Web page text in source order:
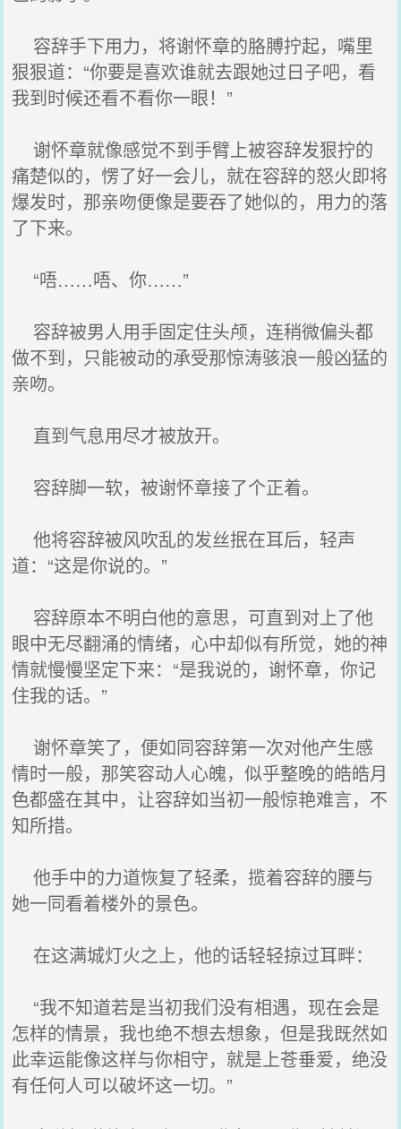
容辞手下用力，将谢怀章的胳膊拧起，嘴里
狠狠道：“你要是喜欢谁就去跟她过日子吧，看
我到时候还看不看你一眼！”
谢怀章就像感觉不到手臂上被容辞发狠拧的
痛楚似的，愣了好一会儿，就在容辞的怒火即将
爆发时，那亲吻便像是要吞了她似的，用力的落
了下来。
“唔……唔、你……”
容辞被男人用手固定住头颅，连稍微偏头都
做不到，只能被动的承受那惊涛骇浪一般凶猛的
亲吻。
直到气息用尽才被放开。
容辞脚一软，被谢怀章接了个正着。
他将容辞被风吹乱的发丝抿在耳后，轻声
道：“这是你说的。”
容辞原本不明白他的意思，可直到对上了他
眼中无尽翻涌的情绪，心中却似有所觉，她的神
情就慢慢坚定下来：“是我说的，谢怀章，你记
住我的话。”
谢怀章笑了，便如同容辞第一次对他产生感
情时一般，那笑容动人心魄，似乎整晚的皓皓月
色都盛在其中，让容辞如当初一般惊艳难言，不
知所措。
他手中的力道恢复了轻柔，揽着容辞的腰与
她一同看着楼外的景色。
在这满城灯火之上，他的话轻轻掠过耳畔：
“我不知道若是当初我们没有相遇，现在会是
怎样的情景，我也绝不想去想象，但是我既然如
此幸运能像这样与你相守，就是上苍垂爱，绝没
有任何人可以破坏这一切。”